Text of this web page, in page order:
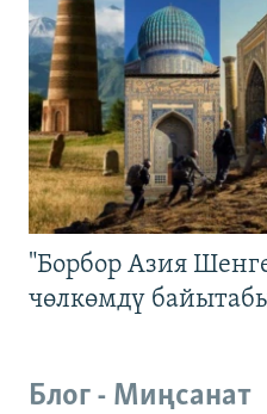
"Борбор Азия
чөлкөмдү
Блог - Миңсанат